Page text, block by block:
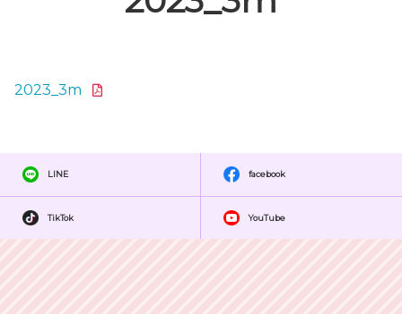
2023_3m
LINE facebook
TikTok YouTube